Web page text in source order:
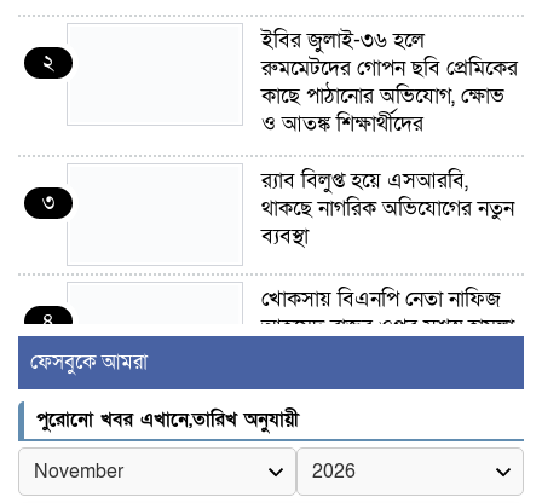
২
ইবির জুলাই-৩৬ হলে
রুমমেটদের গোপন ছবি প্রেমিকের
কাছে পাঠানোর অভিযোগ, ক্ষোভ
ও আতঙ্ক শিক্ষার্থীদের
৩
র‍্যাব বিলুপ্ত হয়ে এসআরবি,
থাকছে নাগরিক অভিযোগের নতুন
ব্যবস্থা
৪
খোকসায় বিএনপি নেতা নাফিজ
আহমেদ রাজুর ওপর সশস্ত্র হামলা,
৫
সাঈদীর ছবিতে জুতা
নিক্ষেপকারীরা ‘জারজ সন্তান’:
আমির হামজা
ফেসবুকে আমরা
পুরোনো খবর এখানে,তারিখ অনুযায়ী